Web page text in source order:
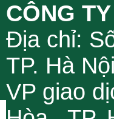
CÔNG
Địa chỉ:
TP. Hà Nội
VP giao